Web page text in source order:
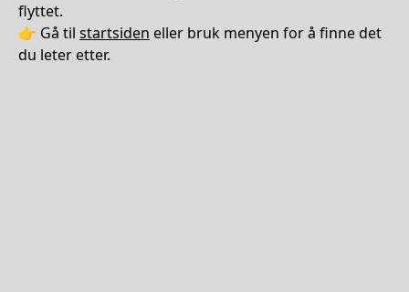
flyttet.
👉 Gå til startsiden eller bruk menyen for å finne det
du leter etter.